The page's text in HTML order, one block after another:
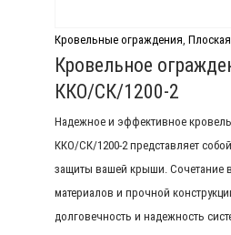
Кровельные ограждения
Кровельное
ККО/СК/1200-2
Надежное и эффективное
ККО/СК/1200-2 представляет
защиты вашей крыши. Сочетание
материалов и прочной
долговечность и надежность